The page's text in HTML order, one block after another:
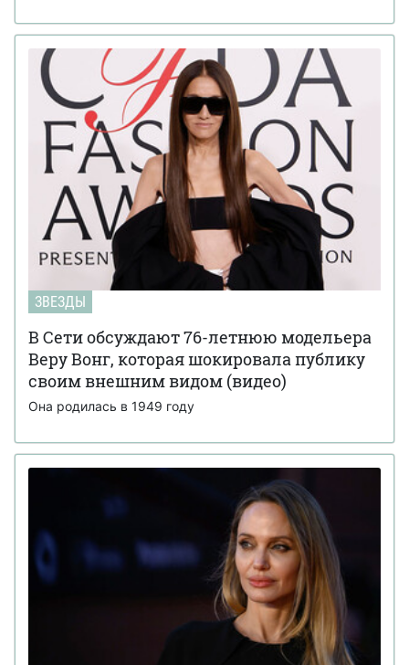
ЗВЕЗДЫ
В Сети обсуждают 76-летнюю модельера
Веру Вонг, которая шокировала публику
своим внешним видом (видео)
Она родилась в 1949 году